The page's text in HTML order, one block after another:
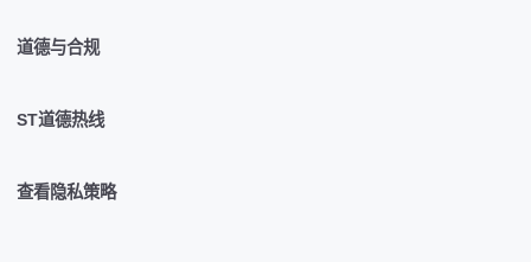
道德与合规
ST道德热线
查看隐私策略